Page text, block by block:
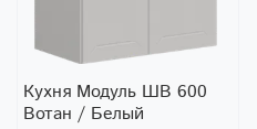
Кухня Модуль ШВ 600
Вотан / Белый